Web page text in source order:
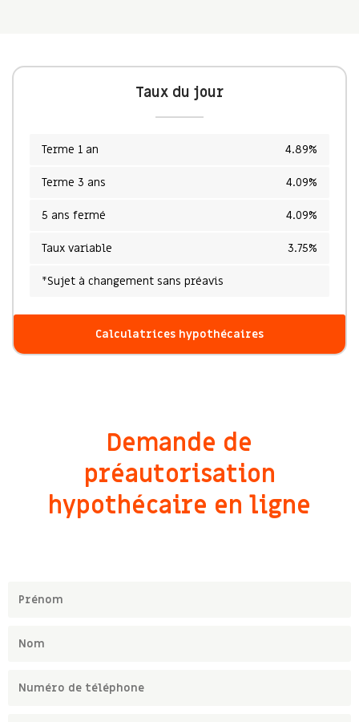
Taux du jour
Terme 1 an 4.89%
Terme 3 ans 4.09%
5 ans fermé 4.09%
Taux variable 3.75%
*Sujet à changement sans préavis
Calculatrices hypothécaires
Demande de
préautorisation
hypothécaire en ligne